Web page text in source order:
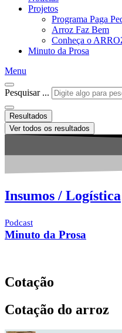
Projetos
Programa Paga
Arroz Faz Bem
Conheça o
Minuto da Prosa
Menu
Pesquisar ...
Resultados
Ver todos os resultados
Insumos / Logística
Podcast
Minuto da Prosa
Cotação
Cotação do arroz